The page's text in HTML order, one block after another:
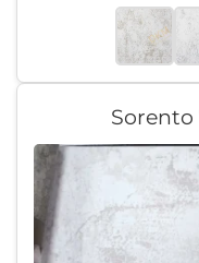
Sorento